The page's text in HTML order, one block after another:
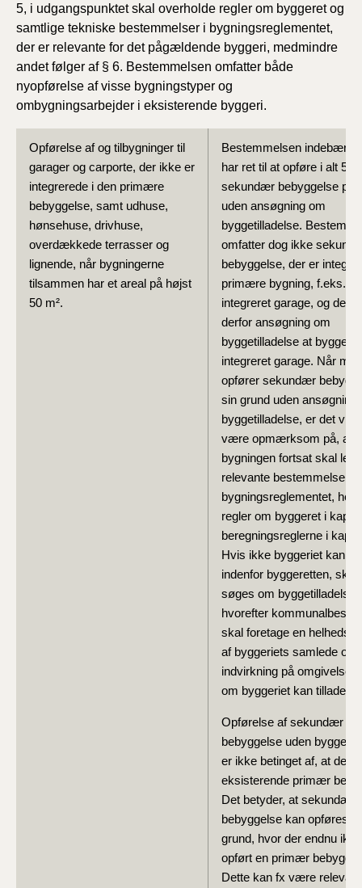
5, i udgangspunktet skal overholde regler om byggeret og
samtlige tekniske bestemmelser i bygningsreglementet,
der er relevante for det pågældende byggeri, medmindre
andet følger af § 6. Bestemmelsen omfatter både
nyopførelse af visse bygningstyper og
ombygningsarbejder i eksisterende byggeri.
Opførelse af og tilbygninger til
garager og carporte, der ikke er
integrerede i den primære
bebyggelse, samt udhuse,
hønsehuse, drivhuse,
overdækkede terrasser og
lignende, når bygningerne
tilsammen har et areal på højst
50 m².
Bestemmelsen
har ret til at opføre i alt 50
sekundær bebyggelse på
uden ansøgning om
byggetilladelse.
omfatter dog ikke
bebyggelse, der er
primære bygning, f.eks. en
integreret garage, og det
derfor ansøgning om
byggetilladelse at bygge
integreret garage. Når man
opfører sekundær
sin grund uden ansøgning
byggetilladelse, er det
være opmærksom på, at
bygningen fortsat skal
relevante bestemmelser i
bygningsreglementet,
regler om byggeret i
beregningsreglerne i
Hvis ikke byggeriet kan
indenfor byggeretten, skal
søges om byggetilladelse,
hvorefter
skal foretage en
af byggeriets samlede
indvirkning på
om byggeriet kan tillades.
Opførelse af sekundær
bebyggelse uden
er ikke betinget af, at der
eksisterende primær
Det betyder, at sekundær
bebyggelse kan opføres
grund, hvor der endnu
opført en primær
Dette kan fx være